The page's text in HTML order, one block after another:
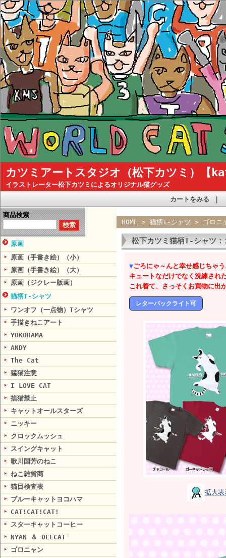
カツミアートスタジオ（松下カツミ）
イラストレーター松下カツミによるオリジナル猫グッズ
カートをみる
商品検索
原画
原画（手書き絵）（小）
原画（手書き絵）（大）
原画（ジクレー版画）
猫柄T-シャツ
ワンオフ（一点物）Tシャツ
手描きねこアート
YOKOHAMA
ANDY
The Cat
猛猫注意
I LOVE CAT
捨猫禁止
キャットオールスターズ
ニッキー
クロックムッシュ
スイングキャット
歌川国芳のねこ
ねこ雑貨商
猫目検査表
ブルーキャットヨコハマ
CAT!CAT!CAT!
スターキャットコーヒー
NYAN ＆ DELCAT
ゴロニャン
HOME > 猫柄T-シャツ > ゴロニ
松下カツミ猫柄T-シャツ
▼ごろにゃ～んと幸せ感じちゃう
キュートなだけでなく洗練され
これ着て、さっそくお買物に出
レターパックライト可
拡大表